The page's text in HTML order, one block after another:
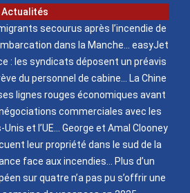
Actualités
secourus après l’incendie de
dans la Manche
easyJet
: les syndicats déposent un préavis
du personnel de cabine
La Chine
lignes rouges économiques avant
commerciales avec les
et l’UE
George et Amal Clooney
leur propriété dans le sud de la
face aux incendies
Plus d’un
sur quatre n’a pas pu s’offrir une